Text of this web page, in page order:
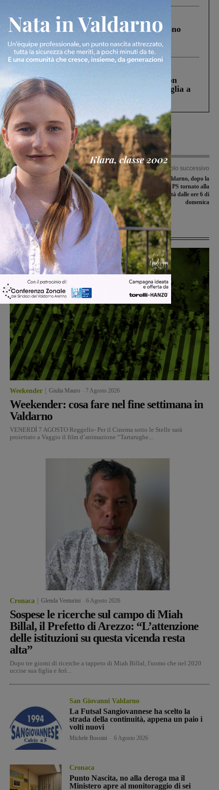
Cronaca 4 Agosto 2026
Un anno fa la strage in A1 in cui morirono
Gianni, Giulia e Franco. Lo schianto, il
processo, lo stop ai sorpassi fra tir....
Cronaca 3 Agosto 2026
Scomparso da una struttura di Castiglion
Fiorentino l’uomo che aveva ucciso la figlia a
Levane nel 2020
Articolo precedente
Il Figline battezza il ritorno al “Del
Buffa” aggiudicandosi l’amichevole
con la Rondinella
Articolo successivo
Ospedale del Valdarno, dopo la
disinfestazione il PS tornato alla
normale attività dalle ore 6 di
domenica
Ultime Notizie
Weekender Giulia Mauro 7 Agosto 2026
Weekender: cosa fare nel fine settimana in
Valdarno
VENERDÌ 7 AGOSTO Reggello- Per il Cinema sotto le Stelle sarà
proiettato a Vaggio il film d’animazione “Tartarughe...
Cronaca Glenda Venturini 6 Agosto 2026
Sospese le ricerche sul campo di Miah
Billal, il Prefetto di Arezzo: “L’attenzione
delle istituzioni su questa vicenda resta
alta”
Dopo tre giorni di ricerche a tappeto di Miah Billal, l'uomo che nel 2020
uccise sua figlia e ferì...
San Giovanni Valdarno
La Futsal Sangiovannese ha scelto la
strada della continuità, appena un paio i
volti nuovi
Michele Bossini 6 Agosto 2026
Cronaca
Punto Nascita, no alla deroga ma il
Ministero apre al monitoraggio di sei